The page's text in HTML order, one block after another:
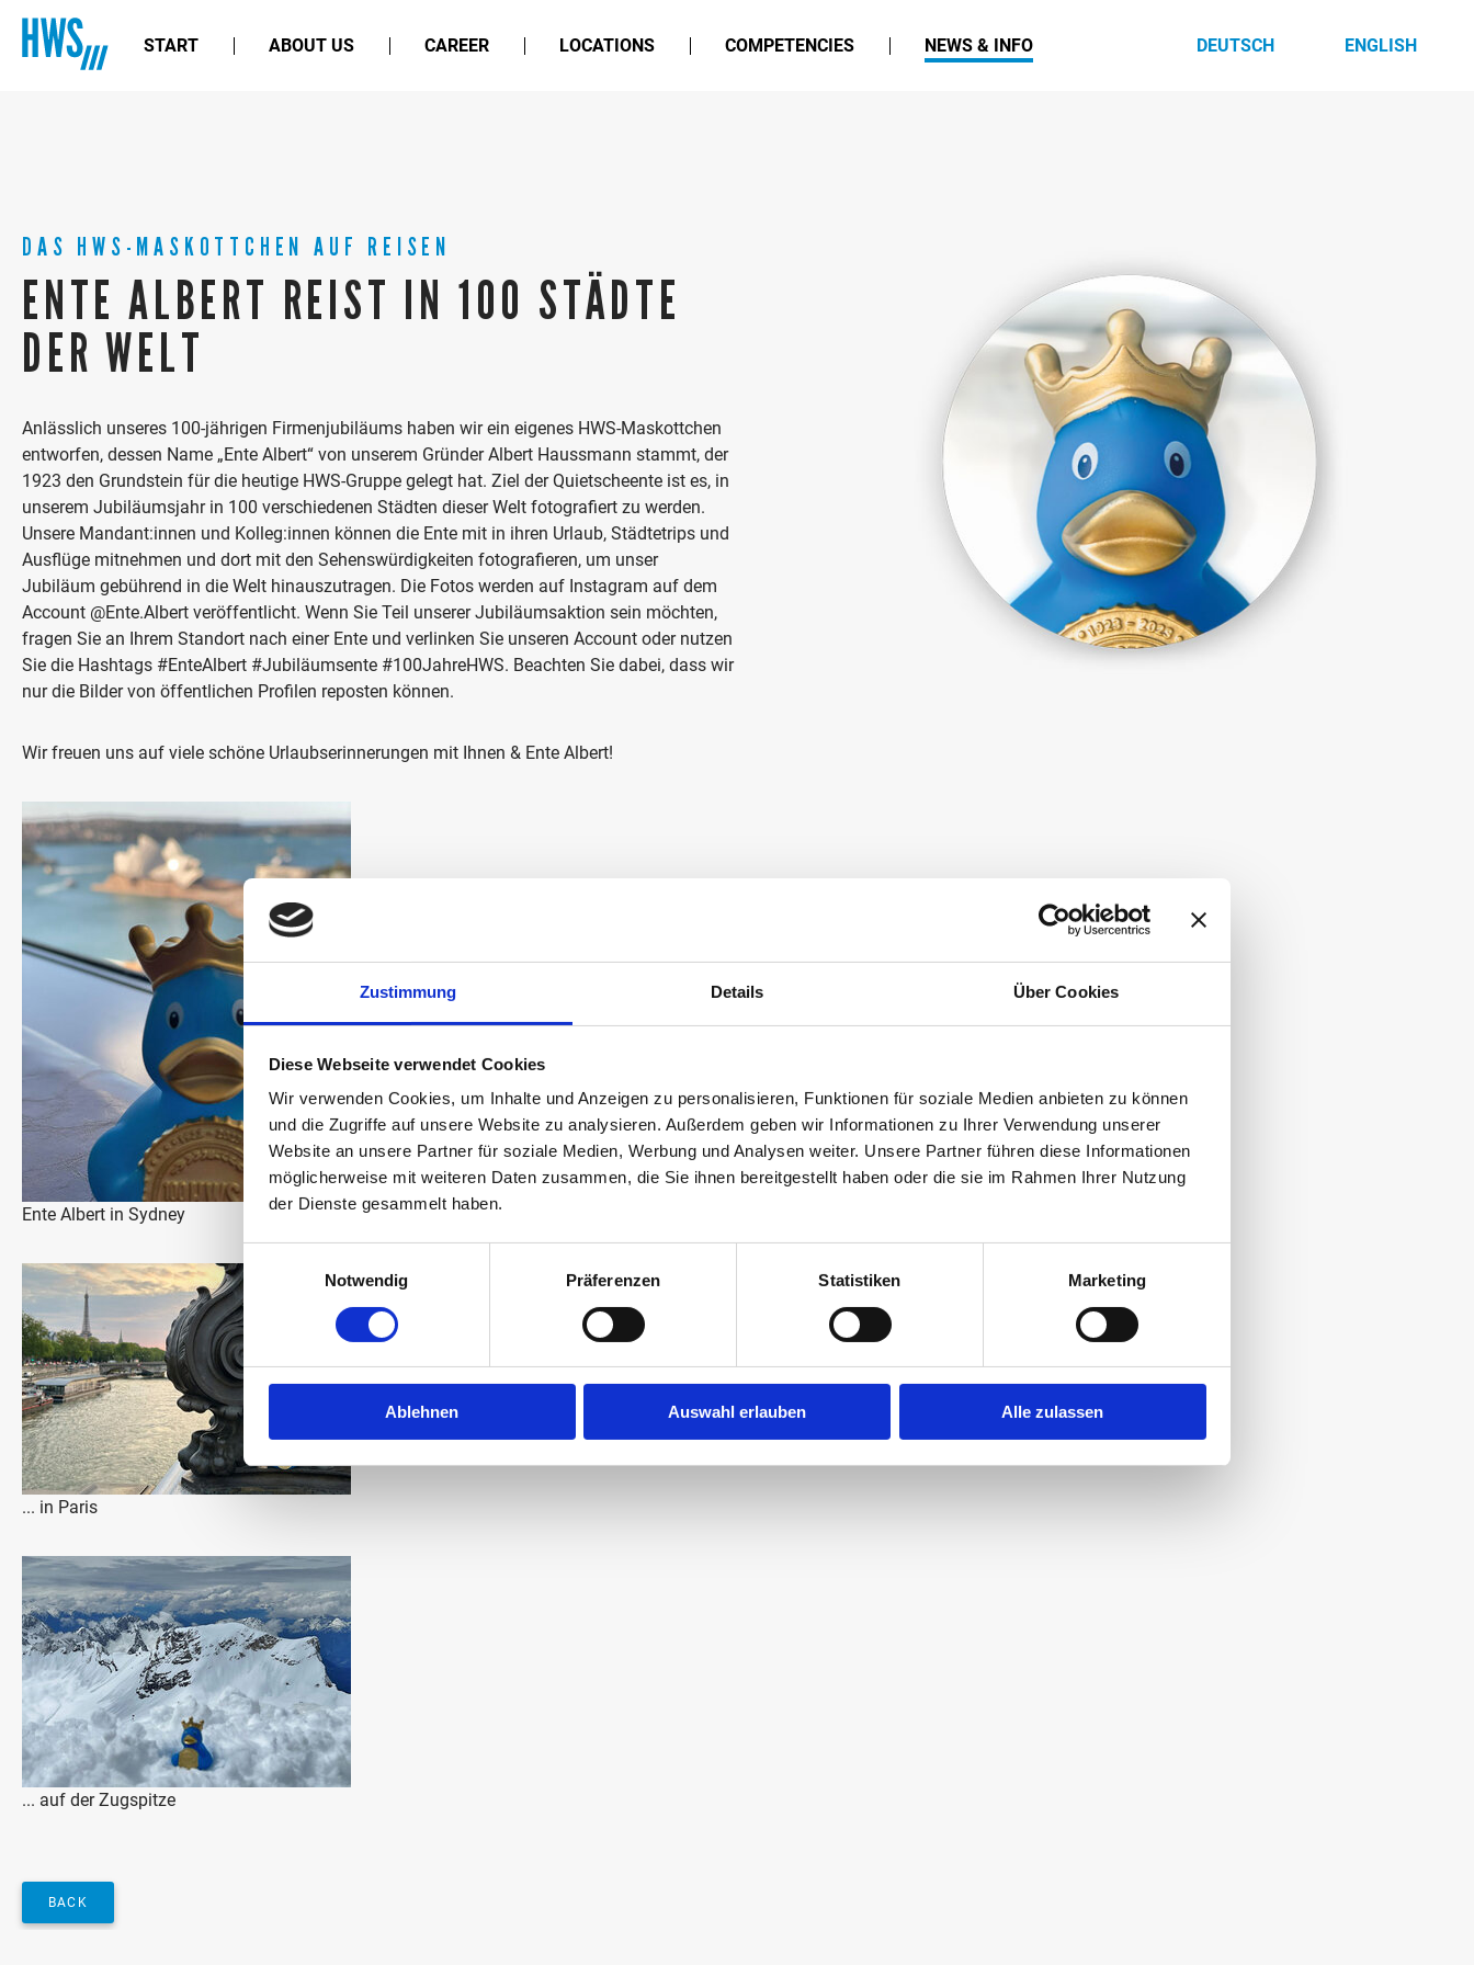
Zustimmung Details Über Cookies
Diese Webseite verwendet Cookies
Wir verwenden Cookies, um Inhalte und Anzeigen zu personalisieren, Funktionen für soziale Medien anbieten zu können
und die Zugriffe auf unsere Website zu analysieren. Außerdem geben wir Informationen zu Ihrer Verwendung unserer
Website an unsere Partner für soziale Medien, Werbung und Analysen weiter. Unsere Partner führen diese Informationen
möglicherweise mit weiteren Daten zusammen, die Sie ihnen bereitgestellt haben oder die sie im Rahmen Ihrer Nutzung
der Dienste gesammelt haben.
Notwendig
Präferenzen Statistiken Marketing
Ablehnen Auswahl erlauben Alle zulassen
START ABOUT US CAREER LOCATIONS COMPETENCIES NEWS & INFO DEUTSCH ENGLISH
DAS HWS-MASKOTTCHEN AUF REISEN
ENTE ALBERT REIST IN 100 STÄDTE
DER WELT
Anlässlich unseres 100-jährigen Firmenjubiläums haben wir ein eigenes HWS-Maskottchen
entworfen, dessen Name „Ente Albert“ von unserem Gründer Albert Haussmann stammt, der
1923 den Grundstein für die heutige HWS-Gruppe gelegt hat. Ziel der Quietscheente ist es, in
unserem Jubiläumsjahr in 100 verschiedenen Städten dieser Welt fotografiert zu werden.
Unsere Mandant:innen und Kolleg:innen können die Ente mit in ihren Urlaub, Städtetrips und
Ausflüge mitnehmen und dort mit den Sehenswürdigkeiten fotografieren, um unser
Jubiläum gebührend in die Welt hinauszutragen. Die Fotos werden auf Instagram auf dem
Account @Ente.Albert veröffentlicht. Wenn Sie Teil unserer Jubiläumsaktion sein möchten,
fragen Sie an Ihrem Standort nach einer Ente und verlinken Sie unseren Account oder nutzen
Sie die Hashtags #EnteAlbert #Jubiläumsente #100JahreHWS. Beachten Sie dabei, dass wir
nur die Bilder von öffentlichen Profilen reposten können.
Wir freuen uns auf viele schöne Urlaubserinnerungen mit Ihnen & Ente Albert!
Ente Albert in Sydney
... in Paris
... auf der Zugspitze
BACK
KOPIEREN